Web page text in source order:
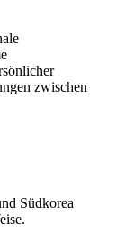
zwischen
Südkorea